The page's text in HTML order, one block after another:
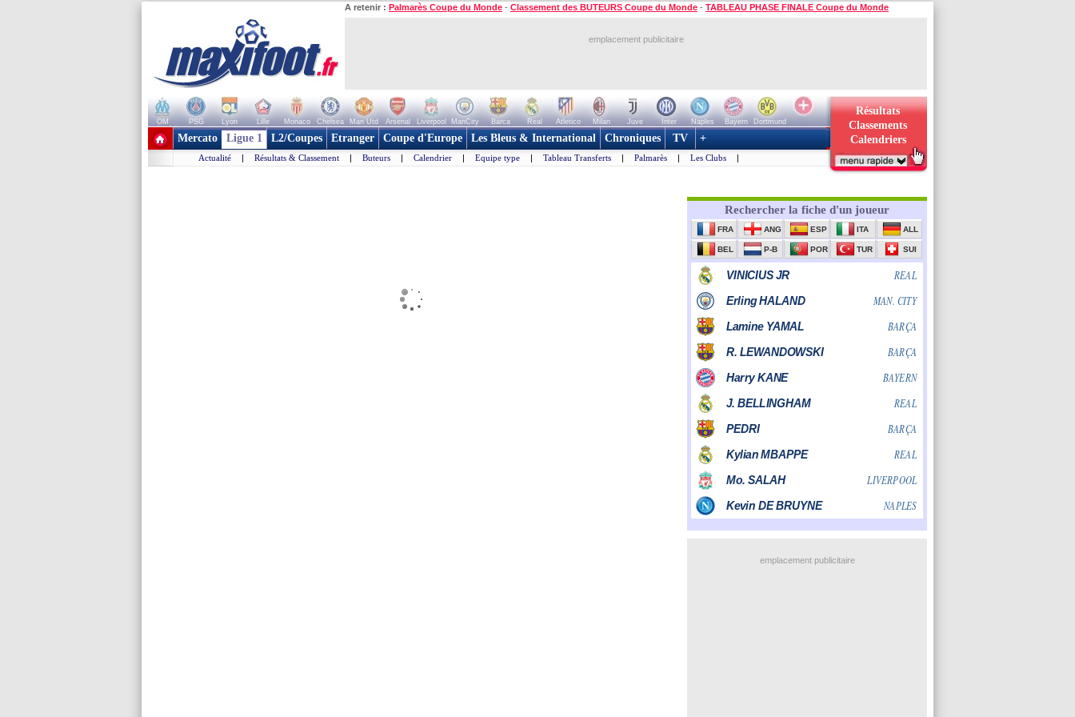
A retenir : Palmarès Coupe du Monde - Classement des BUTEURS Coupe du Monde - TABLEAU PHASE FINALE Coupe du Monde
emplacement publicitaire
OM PSG Lyon Lille Monaco Chelsea Man Utd Arsenal Liverpool ManCity Barca Real Atletico Milan Juve Inter Naples Bayern
Dortmund
+ de clubs
Résultats
Classements
Calendriers
Mercato Ligue 1 L2/Coupes Etranger Coupe d'Europe Les Bleus & International Chroniques TV +
Actualité | Résultats & Classement | Buteurs | Calendrier | Equipe type | Tableau Transferts | Palmarès | Les Clubs |
emplacement publicitaire